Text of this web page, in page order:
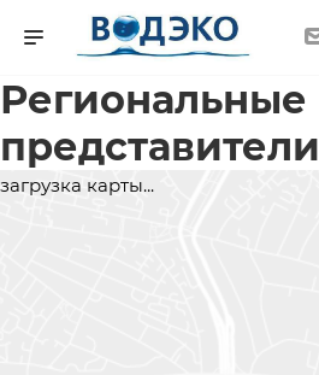
Региональные
представители
загрузка карты...